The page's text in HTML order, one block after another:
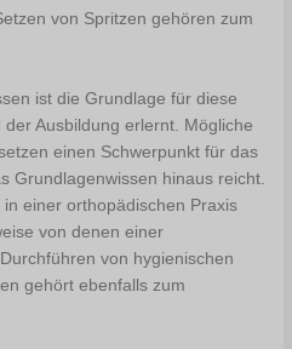
von Spritzen gehören zum
ist die Grundlage für diese
Ausbildung erlernt. Mögliche
einen Schwerpunkt für das
Grundlagenwissen hinaus reicht.
einer orthopädischen Praxis
von denen einer
von hygienischen
gehört ebenfalls zum